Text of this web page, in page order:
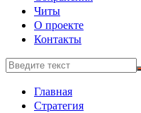
Читы
О проекте
Контакты
Главная
Стратегия